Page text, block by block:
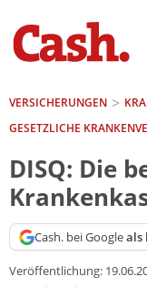
VERSICHERUNGEN
GESETZLICHE
DISQ: Die
Cash. bei Googleals
Veröffentlichung: